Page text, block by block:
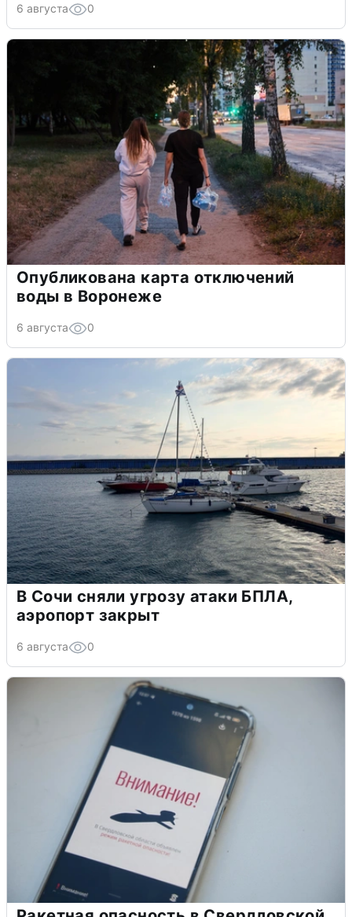
6 августа 0
Опубликована карта отключений
воды в Воронеже
6 августа 0
В Сочи сняли угрозу атаки БПЛА,
аэропорт закрыт
6 августа 0